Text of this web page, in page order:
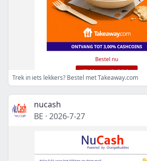
Trek in iets lekkers? Bestel met Takeaway.com
nucash
BE · 2026-7-27